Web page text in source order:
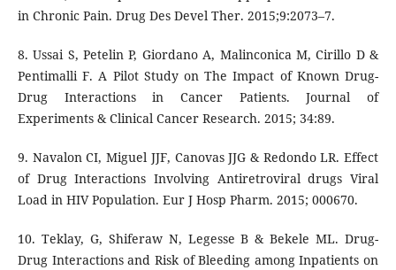
in Chronic Pain. Drug Des Devel Ther. 2015;9:2073–7.
8. Ussai S, Petelin P, Giordano A, Malinconica M, Cirillo D &
Pentimalli F. A Pilot Study on The Impact of Known Drug-
Drug Interactions in Cancer Patients. Journal of
Experiments & Clinical Cancer Research. 2015; 34:89.
9. Navalon CI, Miguel JJF, Canovas JJG & Redondo LR. Effect
of Drug Interactions Involving Antiretroviral drugs Viral
Load in HIV Population. Eur J Hosp Pharm. 2015; 000670.
10. Teklay, G, Shiferaw N, Legesse B & Bekele ML. Drug-
Drug Interactions and Risk of Bleeding among Inpatients on